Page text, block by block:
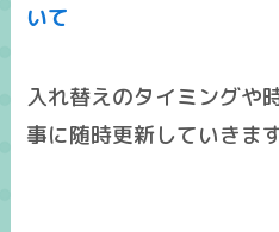
いて
入れ替えのタイミングや
事に随時更新していきま